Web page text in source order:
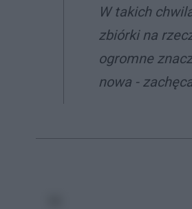
W takich
zbiórki na
ogromne
nowa -